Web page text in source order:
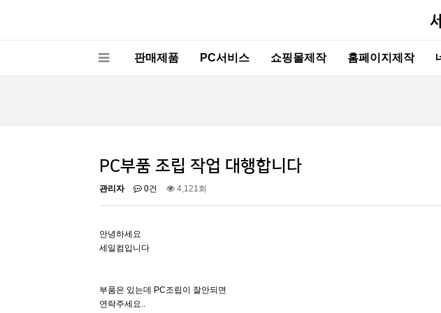
판매제품 PC서비스 쇼핑몰제작 홈페이지제작
PC부품 조립 작업 대행합니다
관리자 0건 4,121회
안녕하세요
세일컴입니다
부품은 있는데 PC조립이 잘안되면
연락주세요..